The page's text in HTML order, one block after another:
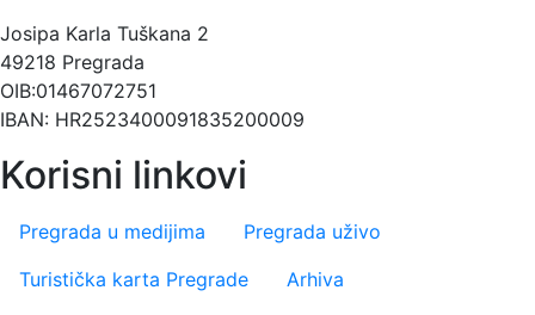
Josipa Karla Tuškana 2
49218 Pregrada
OIB:01467072751
IBAN: HR2523400091835200009
Korisni linkovi
Pregrada u medijima
Pregrada uživo
Turistička karta Pregrade
Arhiva